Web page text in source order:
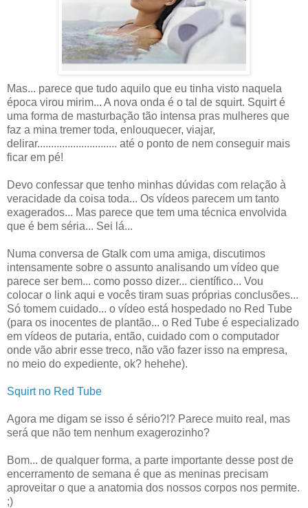
Mas... parece que tudo aquilo que eu tinha visto naquela
época virou mirim... A nova onda é o tal de squirt. Squirt é
uma forma de masturbação tão intensa pras mulheres que
faz a mina tremer toda, enlouquecer, viajar,
delirar............................. até o ponto de nem conseguir mais
ficar em pé!
Devo confessar que tenho minhas dúvidas com relação à
veracidade da coisa toda... Os vídeos parecem um tanto
exagerados... Mas parece que tem uma técnica envolvida
que é bem séria... Sei lá...
Numa conversa de Gtalk com uma amiga, discutimos
intensamente sobre o assunto analisando um vídeo que
parece ser bem... como posso dizer... científico... Vou
colocar o link aqui e vocês tiram suas próprias conclusões...
Só tomem cuidado... o vídeo está hospedado no Red Tube
(para os inocentes de plantão... o Red Tube é especializado
em vídeos de putaria, então, cuidado com o computador
onde vão abrir esse treco, não vão fazer isso na empresa,
no meio do expediente, ok? hehehe).
Squirt no Red Tube
Agora me digam se isso é sério?!? Parece muito real, mas
será que não tem nenhum exagerozinho?
Bom... de qualquer forma, a parte importante desse post de
encerramento de semana é que as meninas precisam
aproveitar o que a anatomia dos nossos corpos nos permite.
;)